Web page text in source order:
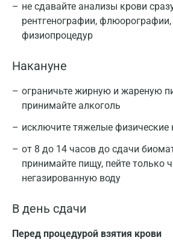
не сдавайте анализы крови
рентгенографии,
физиопроцедур
Накануне
ограничьте жирную и жареную
принимайте алкоголь
исключите тяжелые физические
от 8 до 14 часов до сдачи
принимайте пищу, пейте только
негазированную воду
В день сдачи
Перед процедурой взятия крови